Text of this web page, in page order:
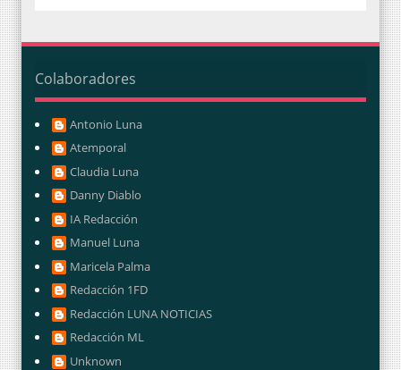
Colaboradores
Antonio Luna
Atemporal
Claudia Luna
Danny Diablo
IA Redacción
Manuel Luna
Maricela Palma
Redacción 1FD
Redacción LUNA NOTICIAS
Redacción ML
Unknown